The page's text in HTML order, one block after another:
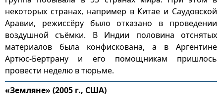
некоторых странах, например в Китае и Саудовской
Аравии, режиссёру было отказано в проведении
воздушной съёмки. В Индии половина отснятых
материалов была конфискована, а в Аргентине
Артюс-Бертрану и его помощникам пришлось
провести неделю в тюрьме.
«Земляне» (2005 г., США)